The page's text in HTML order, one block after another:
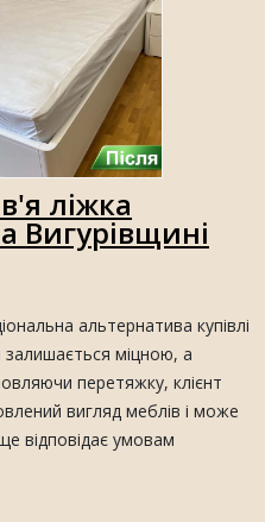
ліжка
Вигурівщині
альтернатива купівлі
залишається міцною, а
перетяжку, клієнт
вигляд меблів і може
відповідає умовам